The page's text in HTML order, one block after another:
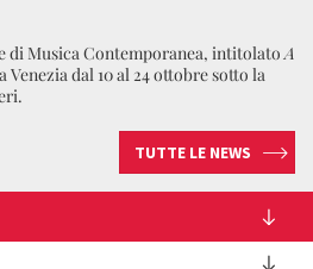
di Musica Contemporanea, intitolato A
Venezia dal 10 al 24 ottobre sotto la
TUTTE LE NEWS